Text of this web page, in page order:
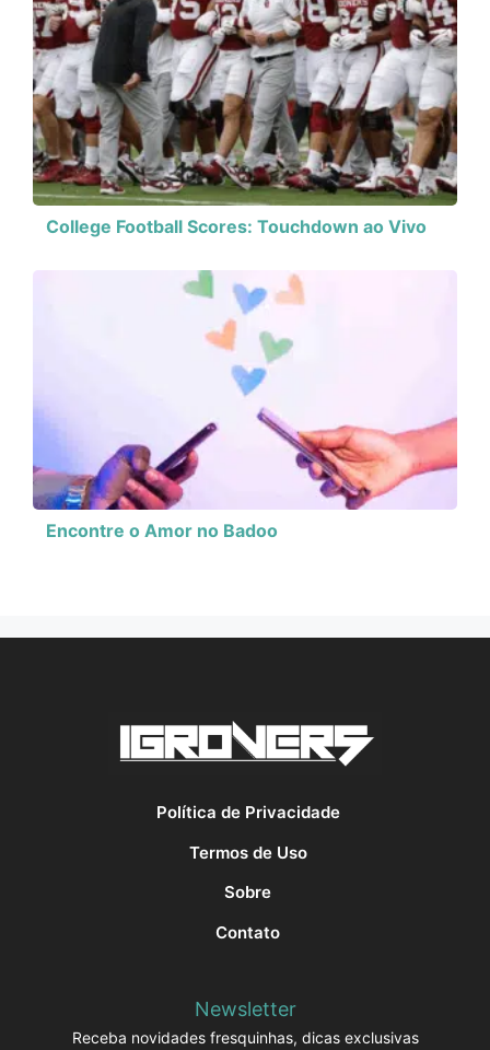
College Football Scores: Touchdown ao Vivo
Encontre o Amor no Badoo
Política de Privacidade
Termos de Uso
Sobre
Contato
Newsletter
Receba novidades fresquinhas, dicas exclusivas